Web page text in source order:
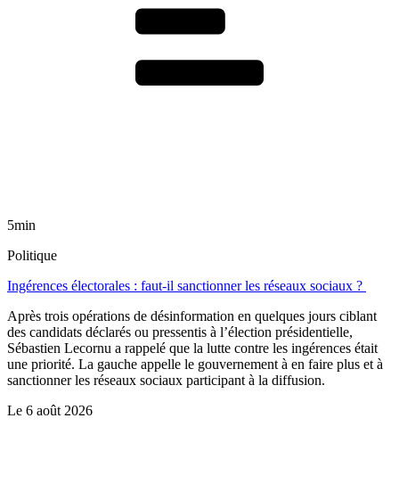
5min
Politique
Ingérences électorales : faut-il sanctionner les réseaux sociaux ?
Après trois opérations de désinformation en quelques jours ciblant
des candidats déclarés ou pressentis à l’élection présidentielle,
Sébastien Lecornu a rappelé que la lutte contre les ingérences était
une priorité. La gauche appelle le gouvernement à en faire plus et à
sanctionner les réseaux sociaux participant à la diffusion.
Le 6 août 2026